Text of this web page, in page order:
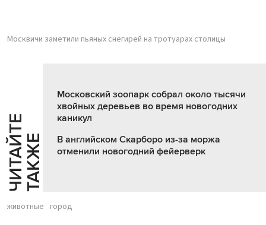
Москвичи заметили пьяных снегирей на тротуарах столицы
Ч
И
Т
АЙ
Т
Е
Т
А
К
ЖЕ
Московский зоопарк собрал около тысячи
хвойных деревьев во время новогодних
каникул
В английском Скарборо из-за моржа
отменили новогодний фейерверк
животные город